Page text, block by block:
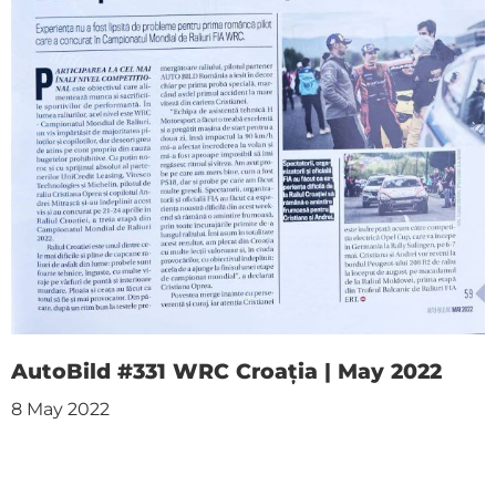
AutoBild #331 WRC Croația | May 2022
8 May 2022